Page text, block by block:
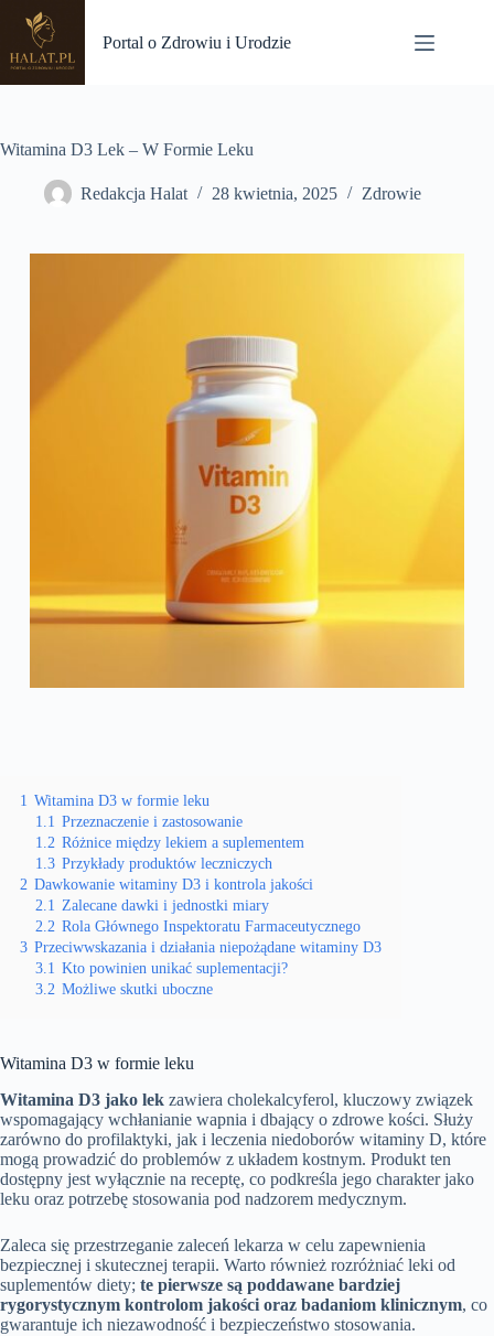
Przejdź
treści
Portal o Zdrowiu i Urodzie
Witamina D3 Lek – W Formie Leku
Redakcja Halat 28 kwietnia, 2025 Zdrowie
1 Witamina D3 w formie leku
1.1 Przeznaczenie i zastosowanie
1.2 Różnice między lekiem a suplementem
1.3 Przykłady produktów leczniczych
2 Dawkowanie witaminy D3 i kontrola jakości
2.1 Zalecane dawki i jednostki miary
2.2 Rola Głównego Inspektoratu Farmaceutycznego
3 Przeciwwskazania i działania niepożądane witaminy D3
3.1 Kto powinien unikać suplementacji?
3.2 Możliwe skutki uboczne
Witamina D3 w formie leku
Witamina D3 jako lek zawiera cholekalcyferol, kluczowy związek
wspomagający wchłanianie wapnia i dbający o zdrowe kości. Służy
zarówno do profilaktyki, jak i leczenia niedoborów witaminy D, które
mogą prowadzić do problemów z układem kostnym. Produkt ten
dostępny jest wyłącznie na receptę, co podkreśla jego charakter jako
leku oraz potrzebę stosowania pod nadzorem medycznym.
Zaleca się przestrzeganie zaleceń lekarza w celu zapewnienia
bezpiecznej i skutecznej terapii. Warto również rozróżniać leki od
suplementów diety; te pierwsze są poddawane bardziej
rygorystycznym kontrolom jakości oraz badaniom klinicznym, co
gwarantuje ich niezawodność i bezpieczeństwo stosowania.